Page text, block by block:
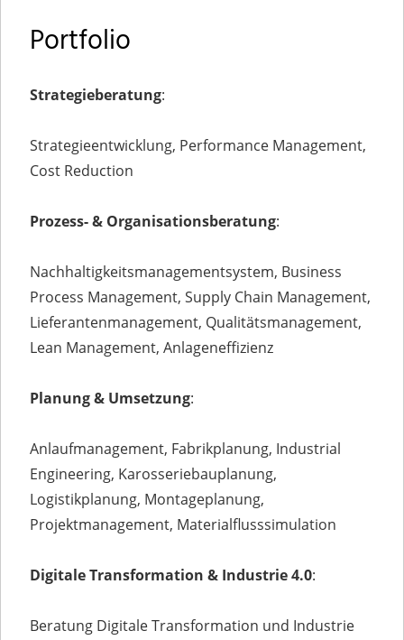
Portfolio
Strategieberatung:
Strategieentwicklung, Performance Management,
Cost Reduction
Prozess- & Organisationsberatung:
Nachhaltigkeitsmanagementsystem, Business
Process Management, Supply Chain Management,
Lieferantenmanagement, Qualitätsmanagement,
Lean Management, Anlageneffizienz
Planung & Umsetzung:
Anlaufmanagement, Fabrikplanung, Industrial
Engineering, Karosseriebauplanung,
Logistikplanung, Montageplanung,
Projektmanagement, Materialflusssimulation
Digitale Transformation & Industrie 4.0:
Beratung Digitale Transformation und Industrie